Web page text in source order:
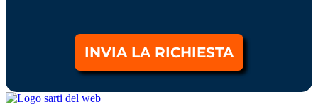
INVIA LA RICHIESTA